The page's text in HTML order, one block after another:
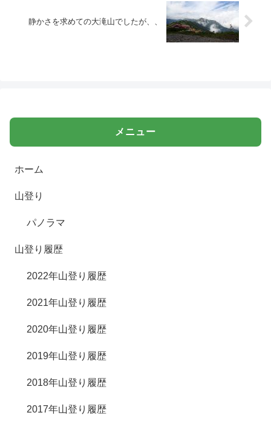
静かさを求めての大滝山でしたが、、
メニュー
ホーム
山登り
パノラマ
山登り履歴
2022年山登り履歴
2021年山登り履歴
2020年山登り履歴
2019年山登り履歴
2018年山登り履歴
2017年山登り履歴